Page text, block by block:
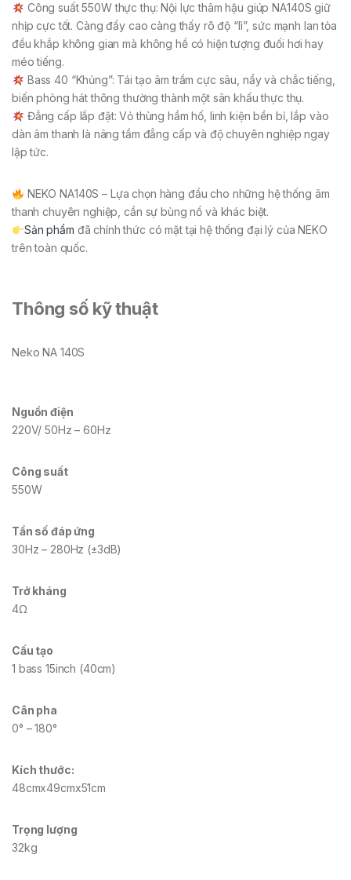
Công suất 550W thực thụ: Nội lực thâm hậu giúp NA140S giữ
nhịp cực tốt. Càng đẩy cao càng thấy rõ độ “lì”, sức mạnh lan tỏa
đều khắp không gian mà không hề có hiện tượng đuối hơi hay
méo tiếng.
Bass 40 “Khủng”: Tái tạo âm trầm cực sâu, nẩy và chắc tiếng,
biến phòng hát thông thường thành một sân khấu thực thụ.
Đẳng cấp lắp đặt: Vỏ thùng hầm hố, linh kiện bền bỉ, lắp vào
dàn âm thanh là nâng tầm đẳng cấp và độ chuyên nghiệp ngay
lập tức.
NEKO NA140S – Lựa chọn hàng đầu cho những hệ thống âm
thanh chuyên nghiệp, cần sự bùng nổ và khác biệt.
Sản phẩm đã chính thức có mặt tại hệ thống đại lý của NEKO
trên toàn quốc.
Thông số kỹ thuật
Neko NA 140S
Nguồn điện
220V/ 50Hz – 60Hz
Công suất
550W
Tần số đáp ứng
30Hz – 280Hz (±3dB)
Trở kháng
4Ω
Cấu tạo
1 bass 15inch (40cm)
Cân pha
0° – 180°
Kích thước:
48cmx49cmx51cm
Trọng lượng
32kg